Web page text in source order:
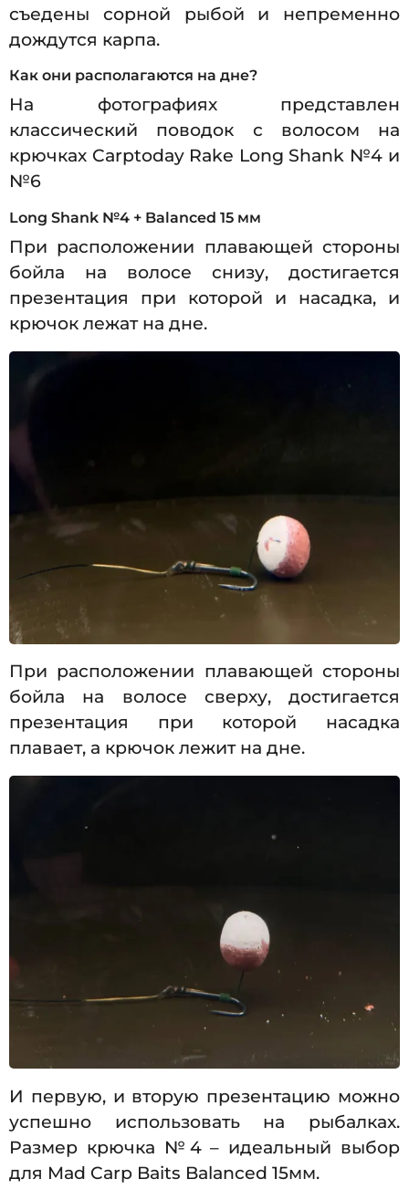
съедены сорной рыбой и непременно
дождутся карпа.
Как они располагаются на дне?
На фотографиях представлен
классический поводок с волосом на
крючках Carptoday Rake Long Shank №4 и
№6
Long Shank №4 + Balanced 15 мм
При расположении плавающей стороны
бойла на волосе снизу, достигается
презентация при которой и насадка, и
крючок лежат на дне.
При расположении плавающей стороны
бойла на волосе сверху, достигается
презентация при которой насадка
плавает, а крючок лежит на дне.
И первую, и вторую презентацию можно
успешно использовать на рыбалках.
Размер крючка №4 – идеальный выбор
для Mad Carp Baits Balanced 15мм.